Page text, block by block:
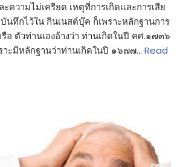
ะความไม่เครียด เหตุที่การเกิดและการเสีย
นทึกไว้ใน กินเนสต์บุ๊ค ก็เพราะหลักฐานการ
อ ตัวท่านเองอ้างว่า ท่านเกิดในปี คศ.๑๗๓๖
าะมีหลักฐานว่าท่านเกิดในปี ๑๖๗๗… Read